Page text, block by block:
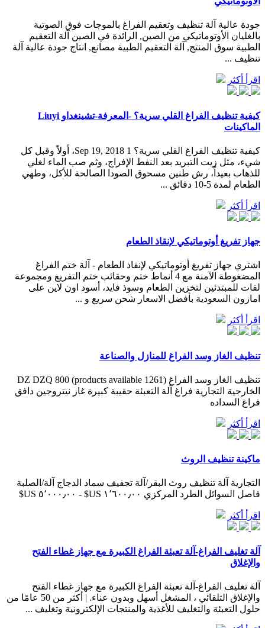
جودة عالية آلة تنظيف وتعقيم الفراغ بالموجات فوق الصوتية
بالغليان الأوتوماتيكي من الصين, الرائدة في الصين آلة التعقيم
الطبية سوق المنتج, آلة التعقيم الطبية مصانع, انتاج جودة عالية آلة
تنظيف ...
اقرأ أكثر
كيفية تنظيف الفراغ القلي سرية؟ -المعرفة-تشينغداو Liuyi
الماكينات
كيفية تنظيف الفراغ القلي سرية؟ Sep 19, 2018 1، أولاً وقبل كل
شيء، مثل زيت التبريد بعد النفط الإفراج، وثم صب الماء لغلي
للذهاب بعيداً، رش طنين مسحوق الصودا الصالحة للأكل، وطهي
الطعام لمدة 5-10 دقائق ...
اقرأ أكثر
جهاز تفريغ أوتوماتيكي لإنقاذ الطعام
اشتري جهاز تفريغ أوتوماتيكي لإنقاذ الطعام - آلة ختم الفراغ
المضغوطة الآمنة مع 4 أنماط ختم وحقائب ختم التفريغ ومجموعة
لفات للمبتدئين لتخزين الطعام وسوذ فايد، أسود اون لاين على
امازون السعودية بأفضل الاسعار شحن سريع و ...
اقرأ أكثر
تنظيف الغاز وسد الفراغ للمنازل والصناعة
تنظيف الغاز وسد الفراغ (1261 products available) DZ DZQ 800
الخارجية التجارية فراغ آلة التعبئة حقيبة كبيرة غاز نيتروجين دافق
فراغ السداده
اقرأ أكثر
ماكينة تنظيف الروث
التجارية آلة تنظيف روث البقر/آلة تجفيف سماد الدجاج آلة/الصلبة
فاصل السوائل الطرد المركزي ١٬٦٠٠٫٠٠ US$ - ٥٬٠٠٠٫٠٠ US$
اقرأ أكثر
آلة تغليف الفراغ-آلة تعبئة الفراغ الكبيرة مع جهاز غطاء الفتح
والإغلاق
آلة تغليف الفراغ-آلة تعبئة الفراغ الكبيرة مع جهاز غطاء الفتح
والإغلاق التلقائي ، المشغل أسهل وبدون عناء. | أكثر من 50 عامًا من
حلول التعبئة والتغليف للأغذية والمنتجات الإلكترونية وتغليف ...